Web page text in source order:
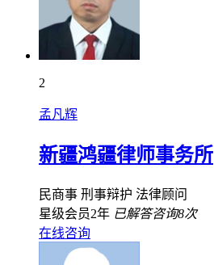
2
孟凡辉
新疆鸿疆律师事务所
民商事 刑事辩护 法律顾问
星级会员2年 已解答咨询8次
在线咨询